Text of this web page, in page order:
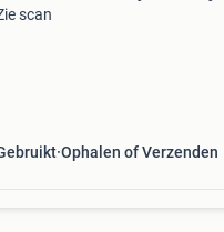
scan
Ophalen of Verzenden